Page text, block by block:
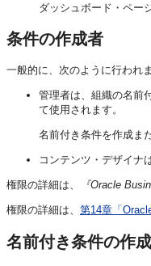
ダッシュボード・ペー
条件の作成者
一般的に、次のように行われま
管理者は、組織の名前
て使用されます。
名前付き条件を作成ま
コンテンツ・デザイナ
権限の詳細は、 『Oracle
権限の詳細は、 第14章「
名前付き条件の作成